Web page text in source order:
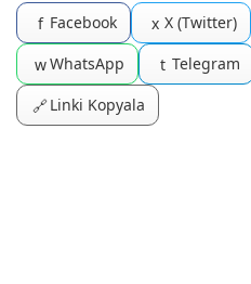
f Facebook x X (Twitter)
wWhatsApp t Telegram
🔗Linki Kopyala